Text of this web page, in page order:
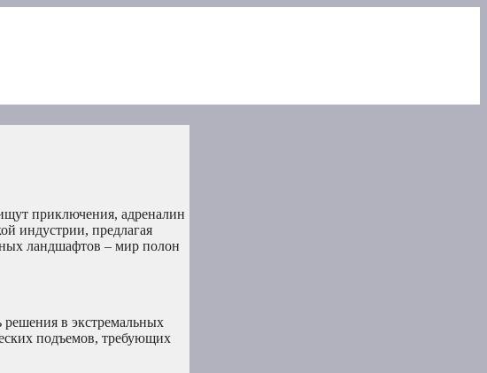
приключения, адреналин
индустрии, предлагая
ландшафтов – мир полон
решения в экстремальных
подъемов, требующих